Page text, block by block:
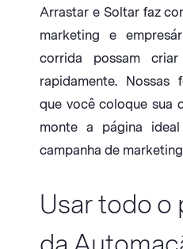
Arrastar e Soltar faz
marketing e
corrida possam
rapidamente. Nossas
que você coloque sua
monte a página
campanha de
Usar todo o